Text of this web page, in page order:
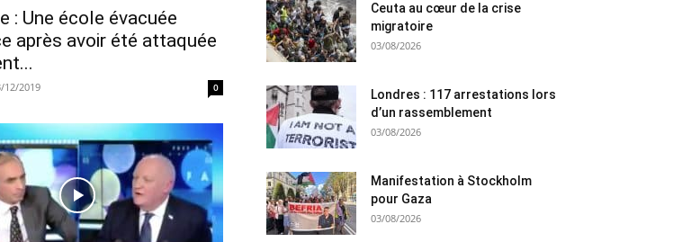
: Une école évacuée
après avoir été attaquée
12/2019 0
Ceuta au cœur de la crise
migratoire
03/08/2026
Londres : 117 arrestations lors
d’un rassemblement
03/08/2026
Manifestation à Stockholm
pour Gaza
03/08/2026